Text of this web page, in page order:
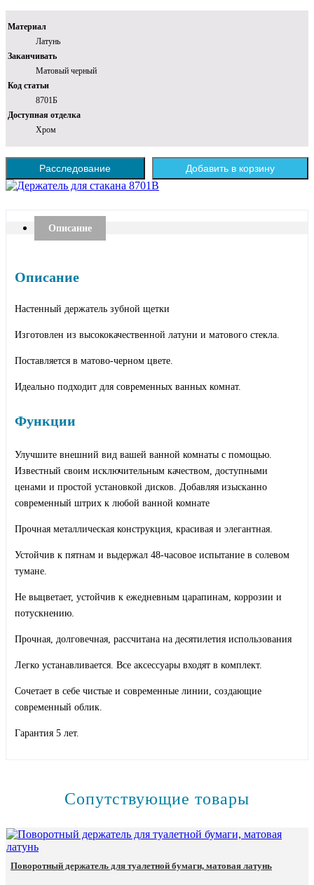
Материал
Латунь
Заканчивать
Матовый черный
Код статьи
8701Б
Доступная отделка
Хром
Расследование Добавить в корзину
Описание
Описание
Настенный держатель зубной щетки
Изготовлен из высококачественной латуни и матового стекла.
Поставляется в матово-черном цвете.
Идеально подходит для современных ванных комнат.
Функции
Улучшите внешний вид вашей ванной комнаты с помощью.
Известный своим исключительным качеством, доступными
ценами и простой установкой дисков. Добавляя изысканно
современный штрих к любой ванной комнате
Прочная металлическая конструкция, красивая и элегантная.
Устойчив к пятнам и выдержал 48-часовое испытание в солевом
тумане.
Не выцветает, устойчив к ежедневным царапинам, коррозии и
потускнению.
Прочная, долговечная, рассчитана на десятилетия использования
Легко устанавливается. Все аксессуары входят в комплект.
Сочетает в себе чистые и современные линии, создающие
современный облик.
Гарантия 5 лет.
Сопутствующие товары
Поворотный держатель для туалетной бумаги, матовая латунь